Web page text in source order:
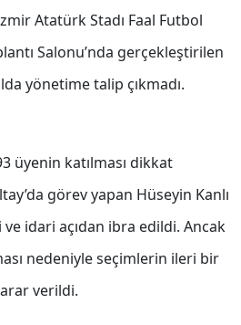
Atatürk Stadı Faal Futbol
Salonu’nda gerçekleştirilen
yönetime talip çıkmadı.
üyenin katılması dikkat
görev yapan Hüseyin Kanlı
idari açıdan ibra edildi. Ancak
nedeniyle seçimlerin ileri bir
verildi.